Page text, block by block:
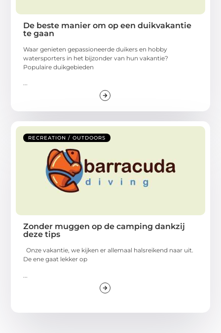
De beste manier om op een duikvakantie
te gaan
Waar genieten gepassioneerde duikers en hobby
watersporters in het bijzonder van hun vakantie?
Populaire duikgebieden
...
RECREATION / OUTDOORS
Zonder muggen op de camping dankzij
deze tips
Onze vakantie, we kijken er allemaal halsreikend naar uit.
De ene gaat lekker op